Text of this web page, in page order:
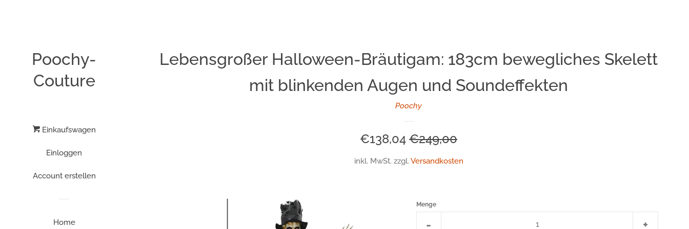
Poochy-
Couture
Einkaufswagen
Einloggen
Account erstellen
Home
Lebensgroßer Halloween-Bräutigam: 183cm bewegliches Skelett
mit blinkenden Augen und Soundeffekten
Poochy
Sonderpreis
€138,04 Normaler
Preis
€249,00
inkl. MwSt. zzgl. Versandkosten
Menge
+
-